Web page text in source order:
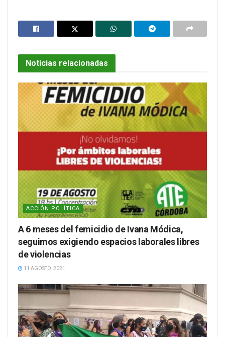
Noticias relacionadas
ACCIÓN POLÍTICA
A 6 meses del femicidio de Ivana Módica,
seguimos exigiendo espacios laborales libres
de violencias
11 AGOSTO, 2021